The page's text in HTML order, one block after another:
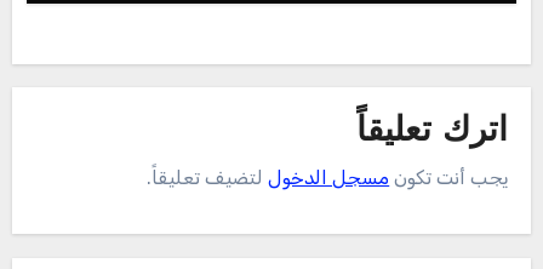
اترك تعليقاً
يجب أنت تكون مسجل الدخوللتضيف تعليقاً.